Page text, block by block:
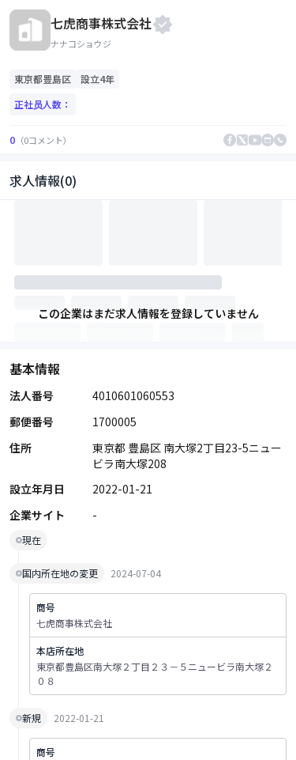
七虎商事株式会社
ナナコショウジ
東京都豊島区
設立4年
正社员人数：
0 （0コメント）
求人情報(0)
この企業はまだ求人情報を登録していません
基本情報
法人番号
4010601060553
郵便番号
1700005
住所
東京都 豊島区 南大塚2丁目23-5ニュー
ビラ南大塚208
設立年月日
2022-01-21
企業サイト
-
現在
国内所在地の変更 2024-07-04
商号
七虎商事株式会社
本店所在地
東京都豊島区南大塚２丁目２３－５ニュービラ南大塚２
０８
新規 2022-01-21
商号